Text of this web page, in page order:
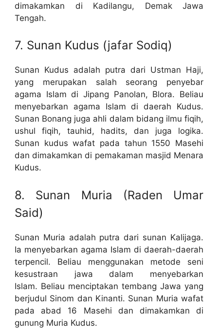
dimakamkan di Kadilangu, Demak Jawa
Tengah.
7. Sunan Kudus (jafar Sodiq)
Sunan Kudus adalah putra dari Ustman Haji,
yang merupakan salah seorang penyebar
agama Islam di Jipang Panolan, Blora. Beliau
menyebarkan agama Islam di daerah Kudus.
Sunan Bonang juga ahli dalam bidang ilmu fiqih,
ushul fiqih, tauhid, hadits, dan juga logika.
Sunan kudus wafat pada tahun 1550 Masehi
dan dimakamkan di pemakaman masjid Menara
Kudus.
8. Sunan Muria (Raden Umar
Said)
Sunan Muria adalah putra dari sunan Kalijaga.
Ia menyebarkan agama Islam di daerah-daerah
terpencil. Beliau menggunakan metode seni
kesustraan jawa dalam menyebarkan
Islam. Beliau menciptakan tembang Jawa yang
berjudul Sinom dan Kinanti. Sunan Muria wafat
pada abad 16 Masehi dan dimakamkan di
gunung Muria Kudus.